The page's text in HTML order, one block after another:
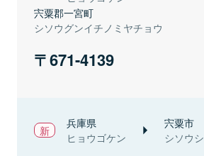
宍粟郡一宮町
シソウグンイチノミヤチョウ
671-4139
兵庫県
ヒョウゴケン
宍粟市
シソウシ